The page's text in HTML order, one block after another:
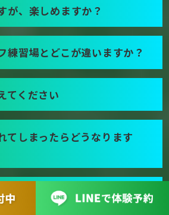
が、楽しめますか？
練習場とどこが違いますか？
てください
てしまったらどうなります
緒に練習できますか？